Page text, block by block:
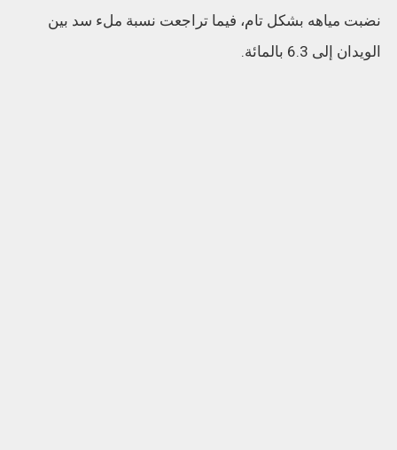
نضبت مياهه بشكل تام، فيما تراجعت نسبة ملء سد بين
الويدان إلى 6.3 بالمائة.